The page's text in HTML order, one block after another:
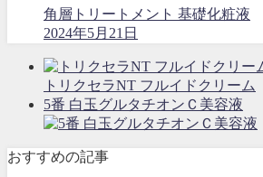
角層トリートメント 基礎化粧液
2024年5月21日
トリクセラNT フルイドクリーム
5番 白玉グルタチオンＣ美容液
おすすめの記事